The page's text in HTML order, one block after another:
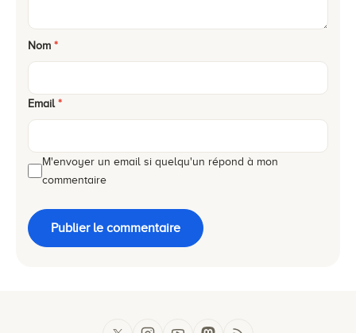
Nom *
Email *
M'envoyer un email si quelqu'un répond à mon
commentaire
Publier le commentaire